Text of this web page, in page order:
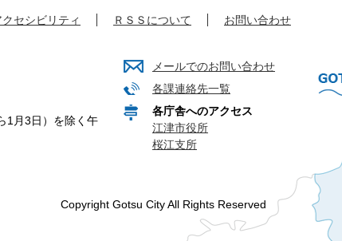
クセシビリティ ＲＳＳについて お問い合わせ
1月3日）を除く午
メールでのお問い合わせ
各課連絡先一覧
各庁舎へのアクセス
江津市役所
桜江支所
Copyright Gotsu City All Rights Reserved